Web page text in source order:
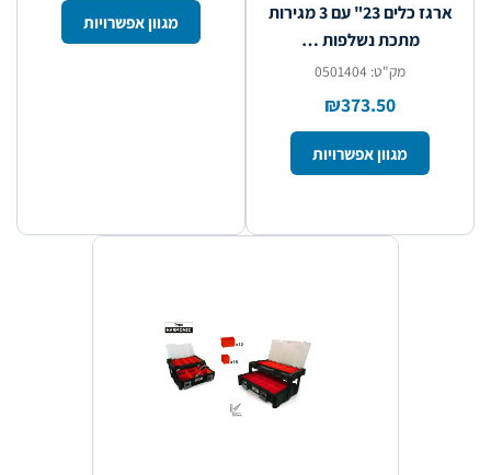
ארגז כלים 23" עם 3 מגירות
מתכת נשלפות …
₪373.50
מגוון אפשרויות
מגוון אפשרויות